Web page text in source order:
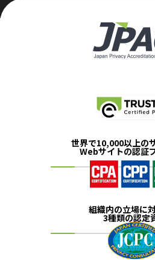
世界で10,000以上の
Webサイトの認証
組織内の立場に
3種類の認定